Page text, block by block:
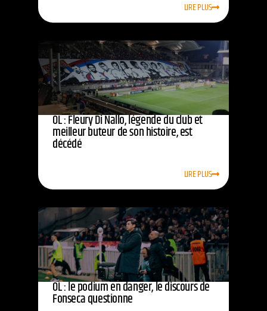
LIRE PLUS
OL : Fleury Di Nallo, légende du club et
meilleur buteur de son histoire, est
décédé
LIRE PLUS
OL : le podium en danger, le discours de
Fonseca questionne